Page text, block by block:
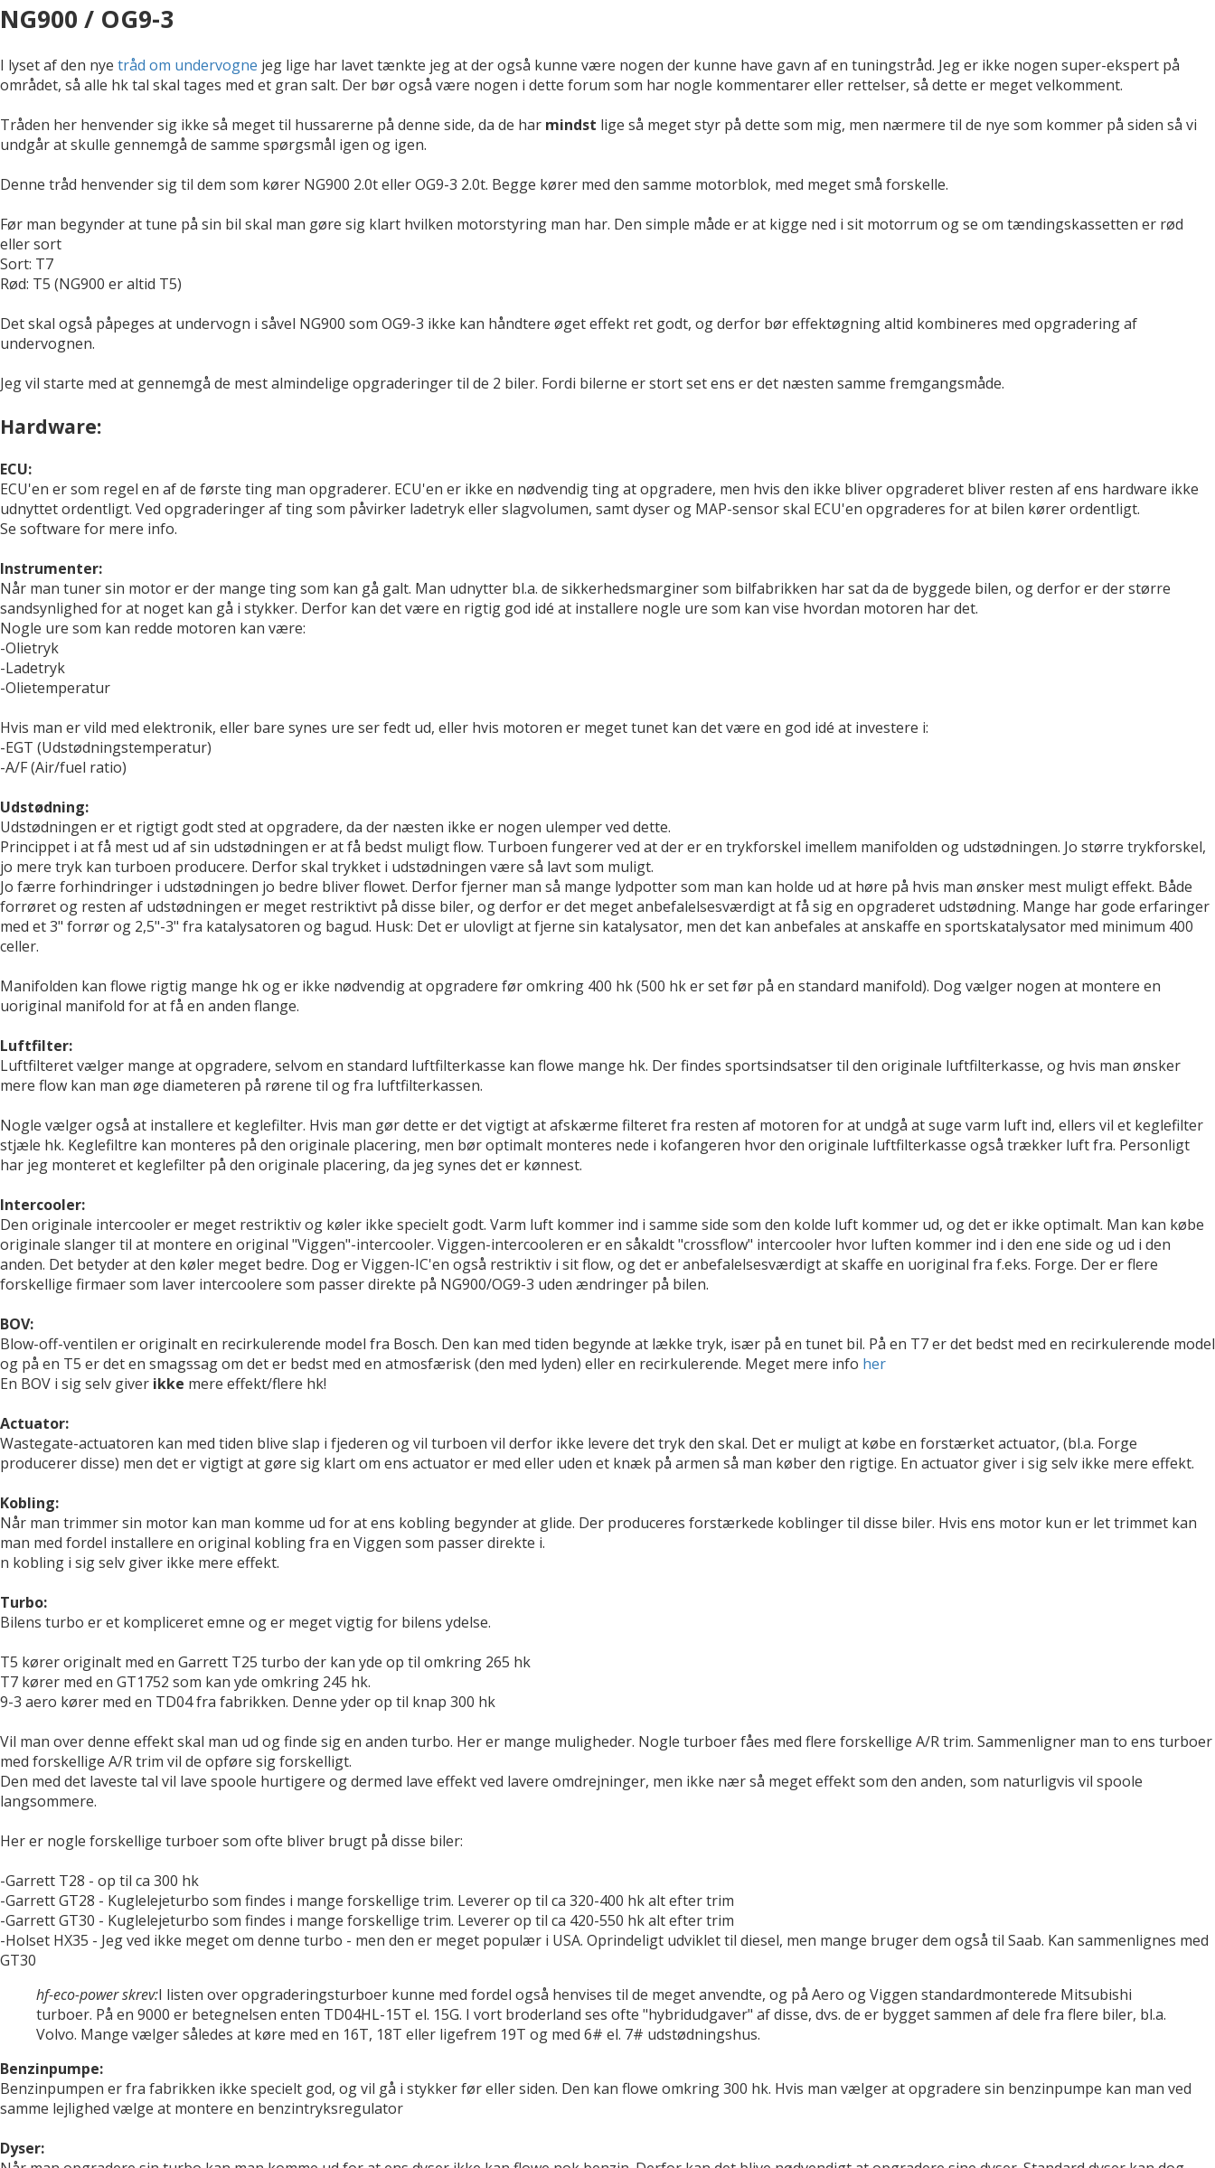
NG900 / OG9-3
I lyset af den nye tråd om undervogne jeg lige har lavet tænkte jeg at der også kunne være nogen der kunne have gavn af en tuningstråd. Jeg er ikke nogen super-ekspert på
området, så alle hk tal skal tages med et gran salt. Der bør også være nogen i dette forum som har nogle kommentarer eller rettelser, så dette er meget velkomment.
Tråden her henvender sig ikke så meget til hussarerne på denne side, da de har mindst lige så meget styr på dette som mig, men nærmere til de nye som kommer på siden så vi
undgår at skulle gennemgå de samme spørgsmål igen og igen.
Denne tråd henvender sig til dem som kører NG900 2.0t eller OG9-3 2.0t. Begge kører med den samme motorblok, med meget små forskelle.
Før man begynder at tune på sin bil skal man gøre sig klart hvilken motorstyring man har. Den simple måde er at kigge ned i sit motorrum og se om tændingskassetten er rød
eller sort
Sort: T7
Rød: T5 (NG900 er altid T5)
Det skal også påpeges at undervogn i såvel NG900 som OG9-3 ikke kan håndtere øget effekt ret godt, og derfor bør effektøgning altid kombineres med opgradering af
undervognen.
Jeg vil starte med at gennemgå de mest almindelige opgraderinger til de 2 biler. Fordi bilerne er stort set ens er det næsten samme fremgangsmåde.
Hardware:
ECU:
ECU'en er som regel en af de første ting man opgraderer. ECU'en er ikke en nødvendig ting at opgradere, men hvis den ikke bliver opgraderet bliver resten af ens hardware ikke
udnyttet ordentligt. Ved opgraderinger af ting som påvirker ladetryk eller slagvolumen, samt dyser og MAP-sensor skal ECU'en opgraderes for at bilen kører ordentligt.
Se software for mere info.
Instrumenter:
Når man tuner sin motor er der mange ting som kan gå galt. Man udnytter bl.a. de sikkerhedsmarginer som bilfabrikken har sat da de byggede bilen, og derfor er der større
sandsynlighed for at noget kan gå i stykker. Derfor kan det være en rigtig god idé at installere nogle ure som kan vise hvordan motoren har det.
Nogle ure som kan redde motoren kan være:
-Olietryk
-Ladetryk
-Olietemperatur
Hvis man er vild med elektronik, eller bare synes ure ser fedt ud, eller hvis motoren er meget tunet kan det være en god idé at investere i:
-EGT (Udstødningstemperatur)
-A/F (Air/fuel ratio)
Udstødning:
Udstødningen er et rigtigt godt sted at opgradere, da der næsten ikke er nogen ulemper ved dette.
Princippet i at få mest ud af sin udstødningen er at få bedst muligt flow. Turboen fungerer ved at der er en trykforskel imellem manifolden og udstødningen. Jo større trykforskel,
jo mere tryk kan turboen producere. Derfor skal trykket i udstødningen være så lavt som muligt.
Jo færre forhindringer i udstødningen jo bedre bliver flowet. Derfor fjerner man så mange lydpotter som man kan holde ud at høre på hvis man ønsker mest muligt effekt. Både
forrøret og resten af udstødningen er meget restriktivt på disse biler, og derfor er det meget anbefalelsesværdigt at få sig en opgraderet udstødning. Mange har gode erfaringer
med et 3" forrør og 2,5"-3" fra katalysatoren og bagud. Husk: Det er ulovligt at fjerne sin katalysator, men det kan anbefales at anskaffe en sportskatalysator med minimum 400
celler.
Manifolden kan flowe rigtig mange hk og er ikke nødvendig at opgradere før omkring 400 hk (500 hk er set før på en standard manifold). Dog vælger nogen at montere en
uoriginal manifold for at få en anden flange.
Luftfilter:
Luftfilteret vælger mange at opgradere, selvom en standard luftfilterkasse kan flowe mange hk. Der findes sportsindsatser til den originale luftfilterkasse, og hvis man ønsker
mere flow kan man øge diameteren på rørene til og fra luftfilterkassen.
Nogle vælger også at installere et keglefilter. Hvis man gør dette er det vigtigt at afskærme filteret fra resten af motoren for at undgå at suge varm luft ind, ellers vil et keglefilter
stjæle hk. Keglefiltre kan monteres på den originale placering, men bør optimalt monteres nede i kofangeren hvor den originale luftfilterkasse også trækker luft fra. Personligt
har jeg monteret et keglefilter på den originale placering, da jeg synes det er kønnest.
Intercooler:
Den originale intercooler er meget restriktiv og køler ikke specielt godt. Varm luft kommer ind i samme side som den kolde luft kommer ud, og det er ikke optimalt. Man kan købe
originale slanger til at montere en original "Viggen"-intercooler. Viggen-intercooleren er en såkaldt "crossflow" intercooler hvor luften kommer ind i den ene side og ud i den
anden. Det betyder at den køler meget bedre. Dog er Viggen-IC'en også restriktiv i sit flow, og det er anbefalelsesværdigt at skaffe en uoriginal fra f.eks. Forge. Der er flere
forskellige firmaer som laver intercoolere som passer direkte på NG900/OG9-3 uden ændringer på bilen.
BOV:
Blow-off-ventilen er originalt en recirkulerende model fra Bosch. Den kan med tiden begynde at lække tryk, især på en tunet bil. På en T7 er det bedst med en recirkulerende model
og på en T5 er det en smagssag om det er bedst med en atmosfærisk (den med lyden) eller en recirkulerende. Meget mere info her
En BOV i sig selv giver ikke mere effekt/flere hk!
Actuator:
Wastegate-actuatoren kan med tiden blive slap i fjederen og vil turboen vil derfor ikke levere det tryk den skal. Det er muligt at købe en forstærket actuator, (bl.a. Forge
producerer disse) men det er vigtigt at gøre sig klart om ens actuator er med eller uden et knæk på armen så man køber den rigtige. En actuator giver i sig selv ikke mere effekt.
Kobling:
Når man trimmer sin motor kan man komme ud for at ens kobling begynder at glide. Der produceres forstærkede koblinger til disse biler. Hvis ens motor kun er let trimmet kan
man med fordel installere en original kobling fra en Viggen som passer direkte i.
n kobling i sig selv giver ikke mere effekt.
Turbo:
Bilens turbo er et kompliceret emne og er meget vigtig for bilens ydelse.
T5 kører originalt med en Garrett T25 turbo der kan yde op til omkring 265 hk
T7 kører med en GT1752 som kan yde omkring 245 hk.
9-3 aero kører med en TD04 fra fabrikken. Denne yder op til knap 300 hk
Vil man over denne effekt skal man ud og finde sig en anden turbo. Her er mange muligheder. Nogle turboer fåes med flere forskellige A/R trim. Sammenligner man to ens turboer
med forskellige A/R trim vil de opføre sig forskelligt.
Den med det laveste tal vil lave spoole hurtigere og dermed lave effekt ved lavere omdrejninger, men ikke nær så meget effekt som den anden, som naturligvis vil spoole
langsommere.
Her er nogle forskellige turboer som ofte bliver brugt på disse biler:
-Garrett T28 - op til ca 300 hk
-Garrett GT28 - Kuglelejeturbo som findes i mange forskellige trim. Leverer op til ca 320-400 hk alt efter trim
-Garrett GT30 - Kuglelejeturbo som findes i mange forskellige trim. Leverer op til ca 420-550 hk alt efter trim
-Holset HX35 - Jeg ved ikke meget om denne turbo - men den er meget populær i USA. Oprindeligt udviklet til diesel, men mange bruger dem også til Saab. Kan sammenlignes med
GT30
hf-eco-power skrev:I listen over opgraderingsturboer kunne med fordel også henvises til de meget anvendte, og på Aero og Viggen standardmonterede Mitsubishi
turboer. På en 9000 er betegnelsen enten TD04HL-15T el. 15G. I vort broderland ses ofte "hybridudgaver" af disse, dvs. de er bygget sammen af dele fra flere biler, bl.a.
Volvo. Mange vælger således at køre med en 16T, 18T eller ligefrem 19T og med 6# el. 7# udstødningshus.
Benzinpumpe:
Benzinpumpen er fra fabrikken ikke specielt god, og vil gå i stykker før eller siden. Den kan flowe omkring 300 hk. Hvis man vælger at opgradere sin benzinpumpe kan man ved
samme lejlighed vælge at montere en benzintryksregulator
Dyser: